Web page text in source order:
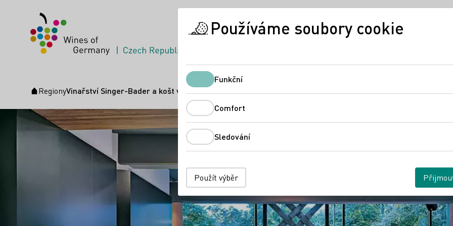
Úvodní stránka
RegionyVinařství Singer-Bader a košt vína Vinotheque
Používáme soubory cookie
Funkční
Comfort
Sledování
Použít výběr